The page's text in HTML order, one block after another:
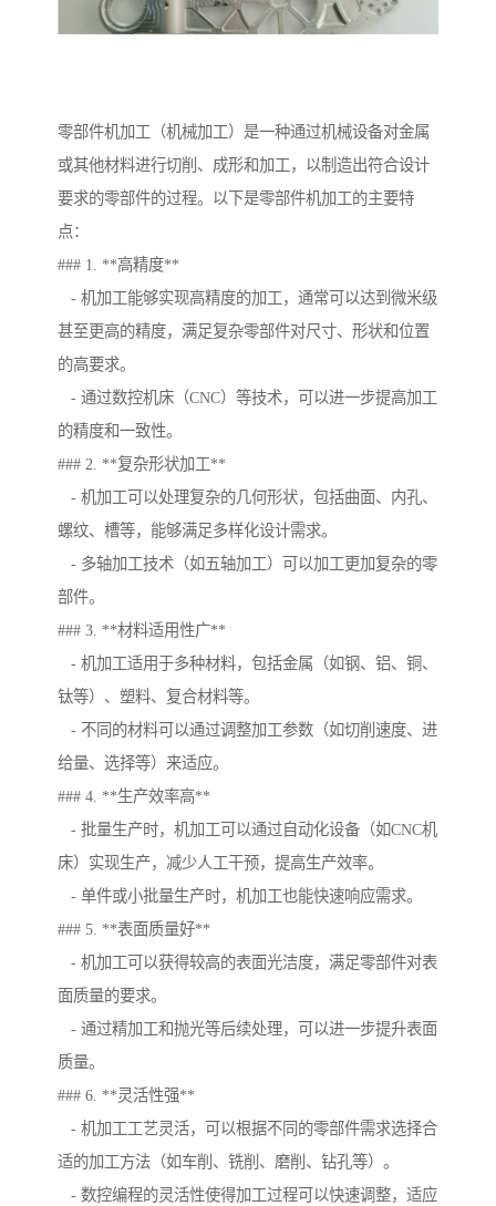
零部件机加工（机械加工）是一种通过机械设备对金属
或其他材料进行切削、成形和加工，以制造出符合设计
要求的零部件的过程。以下是零部件机加工的主要特
点：
### 1. **高精度**
- 机加工能够实现高精度的加工，通常可以达到微米级
甚至更高的精度，满足复杂零部件对尺寸、形状和位置
的高要求。
- 通过数控机床（CNC）等技术，可以进一步提高加工
的精度和一致性。
### 2. **复杂形状加工**
- 机加工可以处理复杂的几何形状，包括曲面、内孔、
螺纹、槽等，能够满足多样化设计需求。
- 多轴加工技术（如五轴加工）可以加工更加复杂的零
部件。
### 3. **材料适用性广**
- 机加工适用于多种材料，包括金属（如钢、铝、铜、
钛等）、塑料、复合材料等。
- 不同的材料可以通过调整加工参数（如切削速度、进
给量、选择等）来适应。
### 4. **生产效率高**
- 批量生产时，机加工可以通过自动化设备（如CNC机
床）实现生产，减少人工干预，提高生产效率。
- 单件或小批量生产时，机加工也能快速响应需求。
### 5. **表面质量好**
- 机加工可以获得较高的表面光洁度，满足零部件对表
面质量的要求。
- 通过精加工和抛光等后续处理，可以进一步提升表面
质量。
### 6. **灵活性强**
- 机加工工艺灵活，可以根据不同的零部件需求选择合
适的加工方法（如车削、铣削、磨削、钻孔等）。
- 数控编程的灵活性使得加工过程可以快速调整，适应